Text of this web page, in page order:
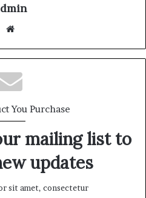
You Purchase
mailing list to
updates!
sit amet, consectetur.